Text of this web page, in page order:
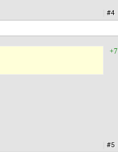
#4
+7
#5